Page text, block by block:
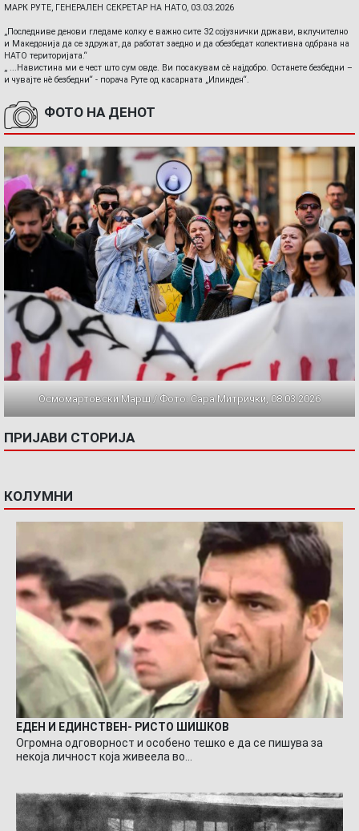
МАРК РУТЕ, ГЕНЕРАЛЕН СЕКРЕТАР НА НАТО, 03.03.2026
„Последниве денови гледаме колку е важно сите 32 сојузнички држави, вклучително
и Македонија да се здружат, да работат заедно и да обезбедат колективна одбрана на
НАТО територијата.“
„ ...Навистина ми е чест што сум овде. Ви посакувам сè најдобро. Останете безбедни –
и чувајте нè безбедни“ - порача Руте од касарната „Илинден“.
ФОТО НА ДЕНОТ
Осмомартовски Марш / Фото: Сара Митрички, 08.03.2026
ПРИЈАВИ СТОРИЈА
КОЛУМНИ
ЕДЕН И ЕДИНСТВЕН- РИСТО ШИШКОВ
Огромна одговорност и особено тешко е да се пишува за
некоја личност која живеела во…